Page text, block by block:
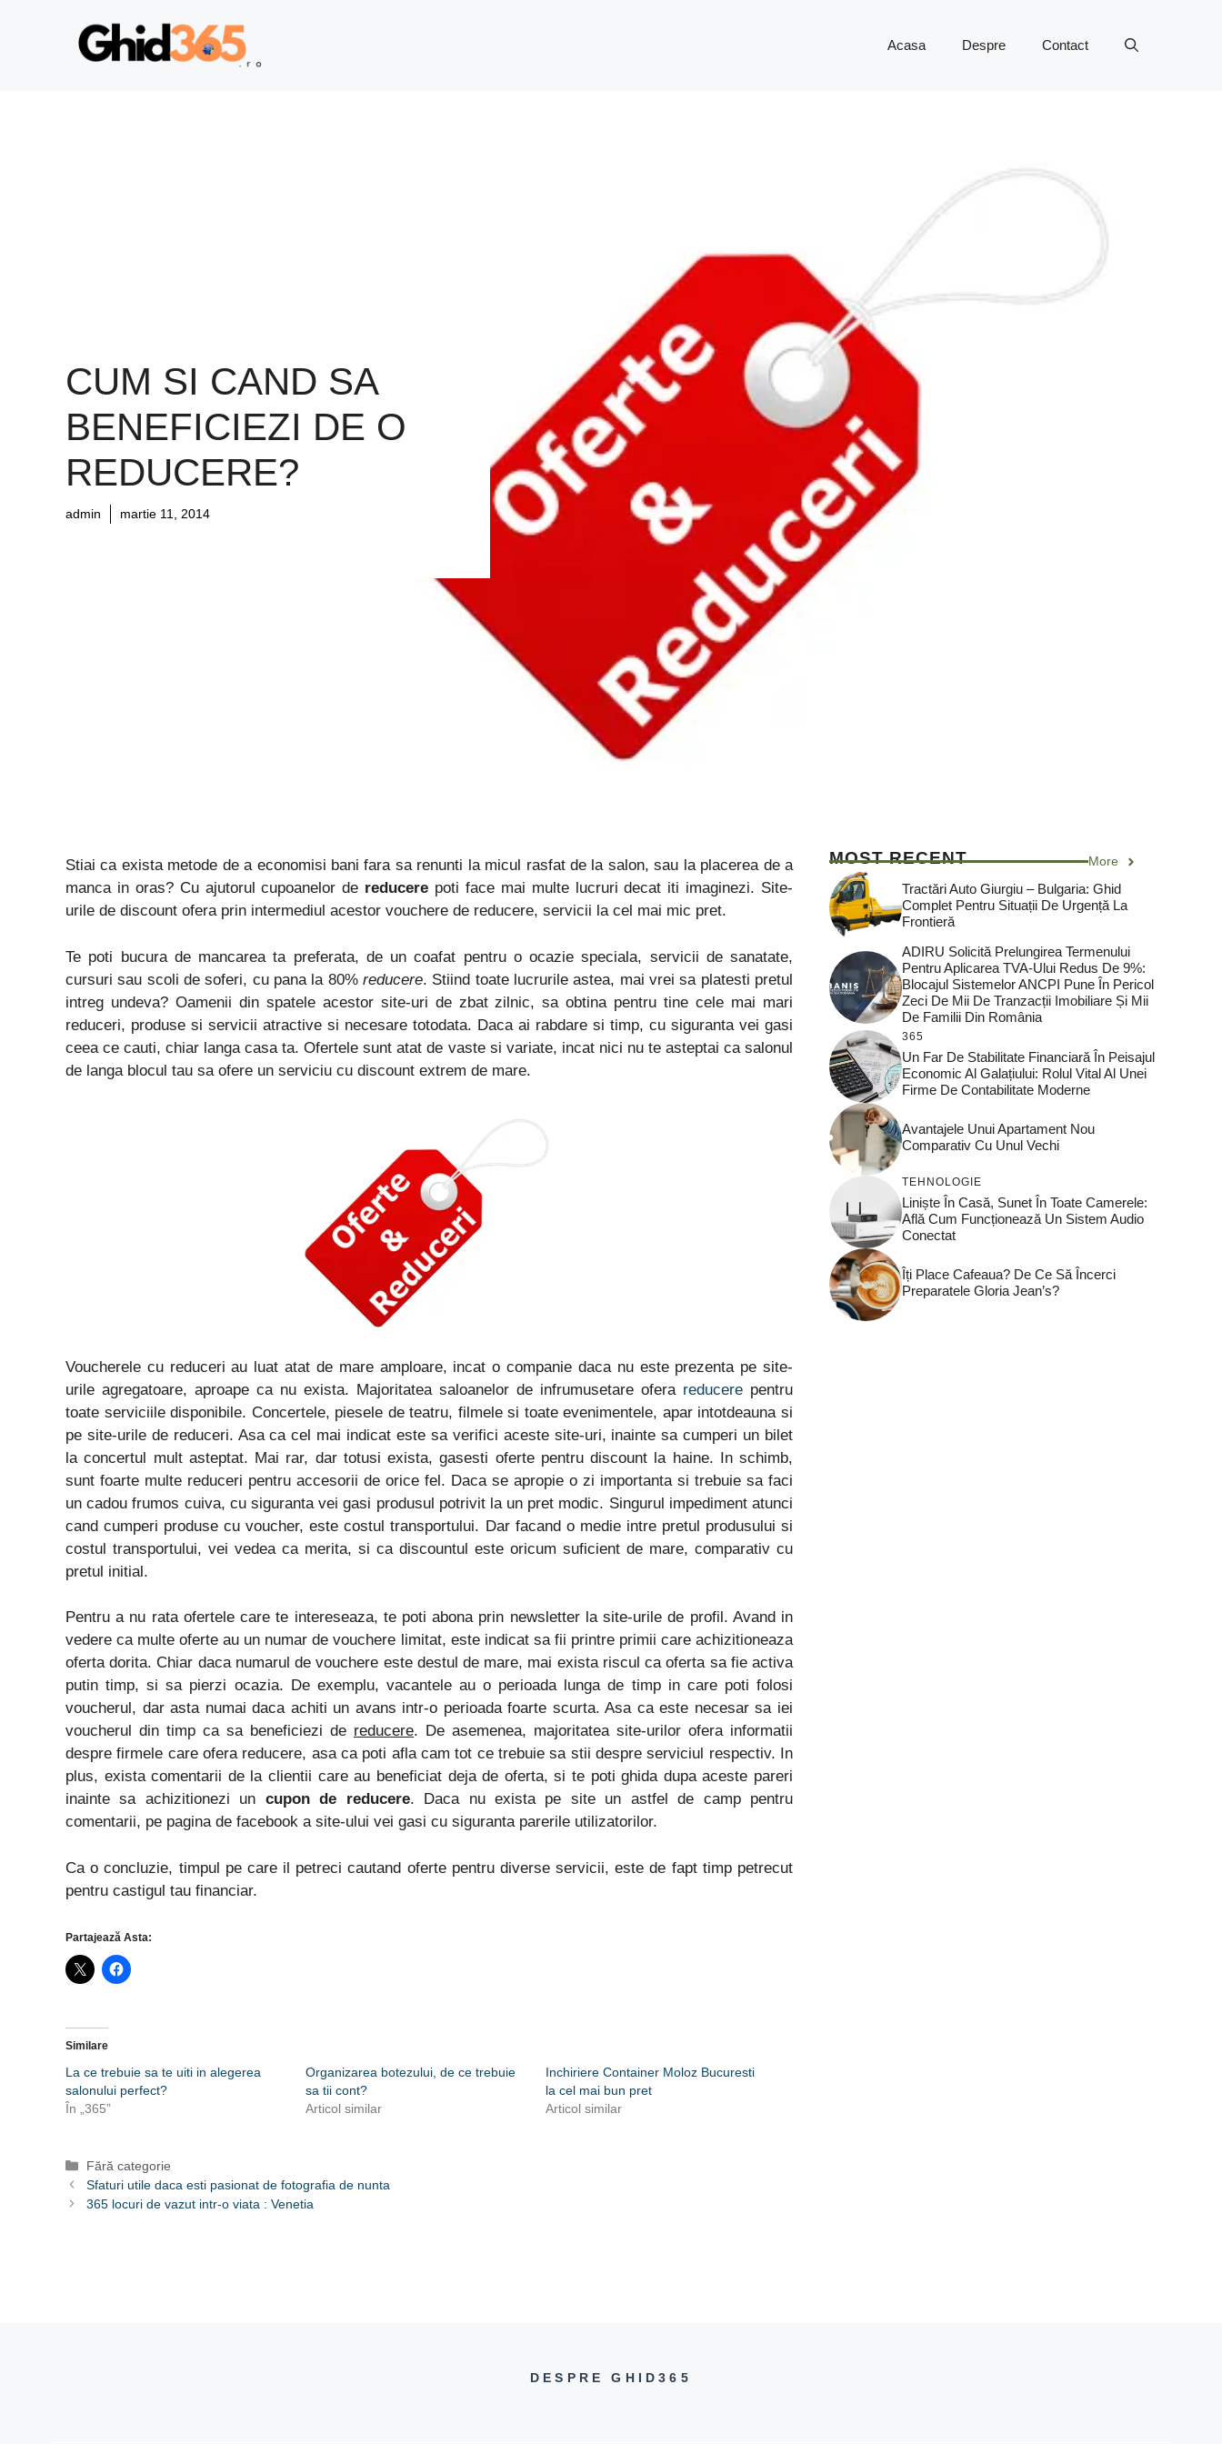
Acasa Despre Contact
CUM SI CAND SA
BENEFICIEZI DE O
REDUCERE?
admin martie 11, 2014
Stiai ca exista metode de a economisi bani fara sa renunti la micul rasfat de la salon, sau la placerea de a
manca in oras? Cu ajutorul cupoanelor de reducere poti face mai multe lucruri decat iti imaginezi. Site-
urile de discount ofera prin intermediul acestor vouchere de reducere, servicii la cel mai mic pret.
Te poti bucura de mancarea ta preferata, de un coafat pentru o ocazie speciala, servicii de sanatate,
cursuri sau scoli de soferi, cu pana la 80% reducere. Stiind toate lucrurile astea, mai vrei sa platesti pretul
intreg undeva? Oamenii din spatele acestor site-uri de zbat zilnic, sa obtina pentru tine cele mai mari
reduceri, produse si servicii atractive si necesare totodata. Daca ai rabdare si timp, cu siguranta vei gasi
ceea ce cauti, chiar langa casa ta. Ofertele sunt atat de vaste si variate, incat nici nu te asteptai ca salonul
de langa blocul tau sa ofere un serviciu cu discount extrem de mare.
Voucherele cu reduceri au luat atat de mare amploare, incat o companie daca nu este prezenta pe site-
urile agregatoare, aproape ca nu exista. Majoritatea saloanelor de infrumusetare ofera reducere pentru
toate serviciile disponibile. Concertele, piesele de teatru, filmele si toate evenimentele, apar intotdeauna si
pe site-urile de reduceri. Asa ca cel mai indicat este sa verifici aceste site-uri, inainte sa cumperi un bilet
la concertul mult asteptat. Mai rar, dar totusi exista, gasesti oferte pentru discount la haine. In schimb,
sunt foarte multe reduceri pentru accesorii de orice fel. Daca se apropie o zi importanta si trebuie sa faci
un cadou frumos cuiva, cu siguranta vei gasi produsul potrivit la un pret modic. Singurul impediment atunci
cand cumperi produse cu voucher, este costul transportului. Dar facand o medie intre pretul produsului si
costul transportului, vei vedea ca merita, si ca discountul este oricum suficient de mare, comparativ cu
pretul initial.
Pentru a nu rata ofertele care te intereseaza, te poti abona prin newsletter la site-urile de profil. Avand in
vedere ca multe oferte au un numar de vouchere limitat, este indicat sa fii printre primii care achizitioneaza
oferta dorita. Chiar daca numarul de vouchere este destul de mare, mai exista riscul ca oferta sa fie activa
putin timp, si sa pierzi ocazia. De exemplu, vacantele au o perioada lunga de timp in care poti folosi
voucherul, dar asta numai daca achiti un avans intr-o perioada foarte scurta. Asa ca este necesar sa iei
voucherul din timp ca sa beneficiezi de reducere. De asemenea, majoritatea site-urilor ofera informatii
despre firmele care ofera reducere, asa ca poti afla cam tot ce trebuie sa stii despre serviciul respectiv. In
plus, exista comentarii de la clientii care au beneficiat deja de oferta, si te poti ghida dupa aceste pareri
inainte sa achizitionezi un cupon de reducere. Daca nu exista pe site un astfel de camp pentru
comentarii, pe pagina de facebook a site-ului vei gasi cu siguranta parerile utilizatorilor.
Ca o concluzie, timpul pe care il petreci cautand oferte pentru diverse servicii, este de fapt timp petrecut
pentru castigul tau financiar.
Partajează Asta:
Similare
La ce trebuie sa te uiti in alegerea
salonului perfect?
În „365”
Organizarea botezului, de ce trebuie
sa tii cont?
Articol similar
Inchiriere Container Moloz Bucuresti
la cel mai bun pret
Articol similar
Categorii
Fără categorie
Sfaturi utile daca esti pasionat de fotografia de nunta
365 locuri de vazut intr-o viata : Venetia
MOST RECENT More
Tractări Auto Giurgiu – Bulgaria: Ghid
Complet Pentru Situații De Urgență La
Frontieră
ADIRU Solicită Prelungirea Termenului
Pentru Aplicarea TVA-Ului Redus De 9%:
Blocajul Sistemelor ANCPI Pune În Pericol
Zeci De Mii De Tranzacții Imobiliare Și Mii
De Familii Din România
365
Un Far De Stabilitate Financiară În Peisajul
Economic Al Galațiului: Rolul Vital Al Unei
Firme De Contabilitate Moderne
Avantajele Unui Apartament Nou
Comparativ Cu Unul Vechi
TEHNOLOGIE
Liniște În Casă, Sunet În Toate Camerele:
Află Cum Funcționează Un Sistem Audio
Conectat
Îți Place Cafeaua? De Ce Să Încerci
Preparatele Gloria Jean’s?
DESPRE GHID365